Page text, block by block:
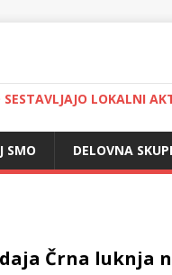
LOKALNI
SMO DELOVNA
Črna luknja